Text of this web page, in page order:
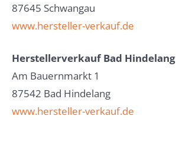
87645 Schwangau
www.hersteller-verkauf.de
Herstellerverkauf Bad Hindelang
Am Bauernmarkt 1
87542 Bad Hindelang
www.hersteller-verkauf.de